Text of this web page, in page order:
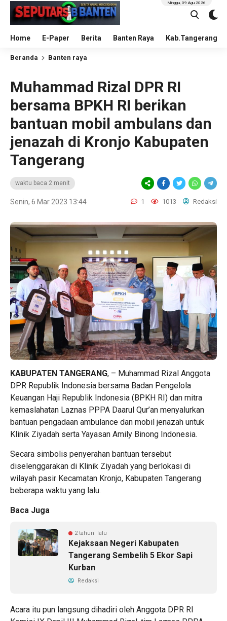
Home E-Paper Berita Banten Raya Kab.Tangerang
Minggu, 09 Agu 2026
Beranda Banten raya
Muhammad Rizal DPR RI
bersama BPKH RI berikan
bantuan mobil ambulans dan
jenazah di Kronjo Kabupaten
Tangerang
waktu baca 2 menit
Senin, 6 Mar 2023 13:44 1 1013 Redaksi
KABUPATEN TANGERANG, – Muhammad Rizal Anggota
DPR Republik Indonesia bersama Badan Pengelola
Keuangan Haji Republik Indonesia (BPKH RI) dan mitra
kemaslahatan Laznas PPPA Daarul Qur’an menyalurkan
bantuan pengadaan ambulance dan mobil jenazah untuk
Klinik Ziyadah serta Yayasan Amily Binong Indonesia.
Secara simbolis penyerahan bantuan tersebut
diselenggarakan di Klinik Ziyadah yang berlokasi di
wilayah pasir Kecamatan Kronjo, Kabupaten Tangerang
beberapa waktu yang lalu.
Baca Juga
2 tahun lalu
Kejaksaan Negeri Kabupaten
Tangerang Sembelih 5 Ekor Sapi
Kurban
Redaksi
Acara itu pun langsung dihadiri oleh Anggota DPR RI